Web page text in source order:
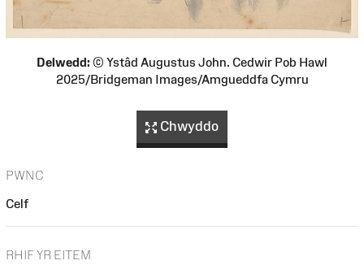
Delwedd: © Ystâd Augustus John. Cedwir Pob Hawl
2025/Bridgeman Images/Amgueddfa Cymru
Chwyddo
PWNC
Celf
RHIF YR EITEM